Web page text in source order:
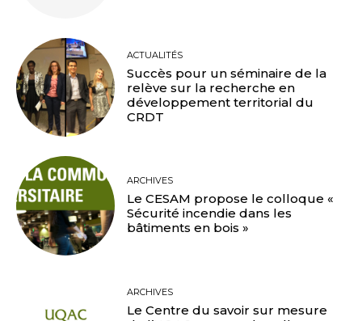
ACTUALITÉS
Succès pour un séminaire de la
relève sur la recherche en
développement territorial du
CRDT
ARCHIVES
Le CESAM propose le colloque «
Sécurité incendie dans les
bâtiments en bois »
ARCHIVES
Le Centre du savoir sur mesure